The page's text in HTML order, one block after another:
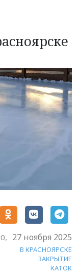
27 ноября 2025
В КРАСНОЯРСКЕ
ЗАКРЫТИЕ
КАТОК